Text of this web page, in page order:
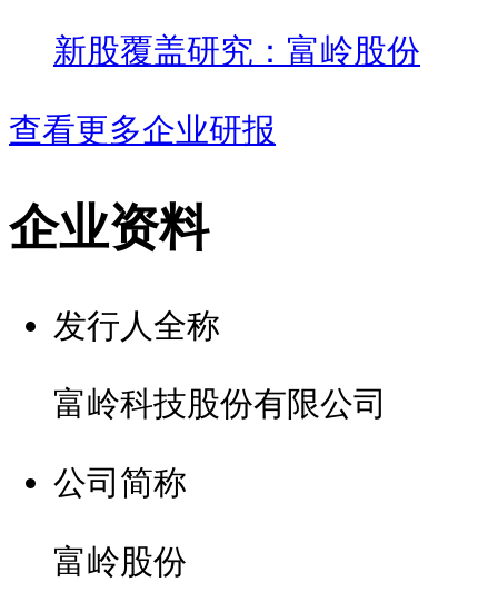
新股覆盖研究：富岭股份
查看更多企业研报
企业资料
发行人全称
富岭科技股份有限公司
公司简称
富岭股份